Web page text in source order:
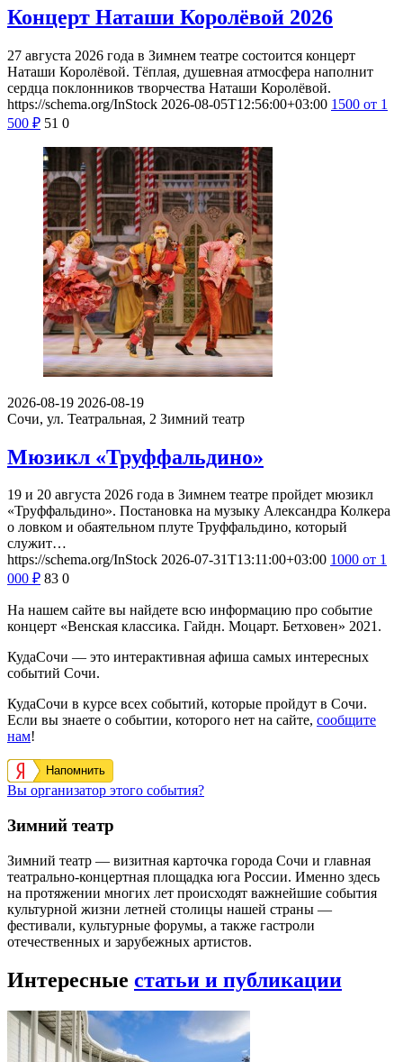
Концерт Наташи Королёвой 2026
27 августа 2026 года в Зимнем театре состоится концерт
Наташи Королёвой. Тёплая, душевная атмосфера наполнит
сердца поклонников творчества Наташи Королёвой.
https://schema.org/InStock 2026-08-05T12:56:00+03:00 1500 от 1
500 ₽ 51 0
2026-08-19 2026-08-19
Сочи, ул. Театральная, 2 Зимний театр
Мюзикл «Труффальдино»
19 и 20 августа 2026 года в Зимнем театре пройдет мюзикл
«Труффальдино». Постановка на музыку Александра Колкера
о ловком и обаятельном плуте Труффальдино, который
служит…
https://schema.org/InStock 2026-07-31T13:11:00+03:00 1000 от 1
000 ₽ 83 0
На нашем сайте вы найдете всю информацию про событие
концерт «Венская классика. Гайдн. Моцарт. Бетховен» 2021.
КудаСочи — это интерактивная афиша самых интересных
событий Сочи.
КудаСочи в курсе всех событий, которые пройдут в Сочи.
Если вы знаете о событии, которого нет на сайте, сообщите
нам!
Напомнить
Вы организатор этого события?
Зимний театр
Зимний театр — визитная карточка города Сочи и главная
театрально-концертная площадка юга России. Именно здесь
на протяжении многих лет происходят важнейшие события
культурной жизни летней столицы нашей страны —
фестивали, культурные форумы, а также гастроли
отечественных и зарубежных артистов.
Интересные статьи и публикации